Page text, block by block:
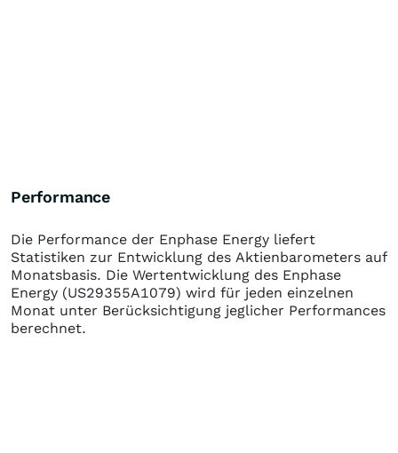
Performance
Die Performance der Enphase Energy liefert
Statistiken zur Entwicklung des Aktienbarometers auf
Monatsbasis. Die Wertentwicklung des Enphase
Energy (US29355A1079) wird für jeden einzelnen
Monat unter Berücksichtigung jeglicher Performances
berechnet.